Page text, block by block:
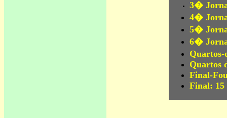
3�
4�
5�
6�
Quartos
Final-
Final: